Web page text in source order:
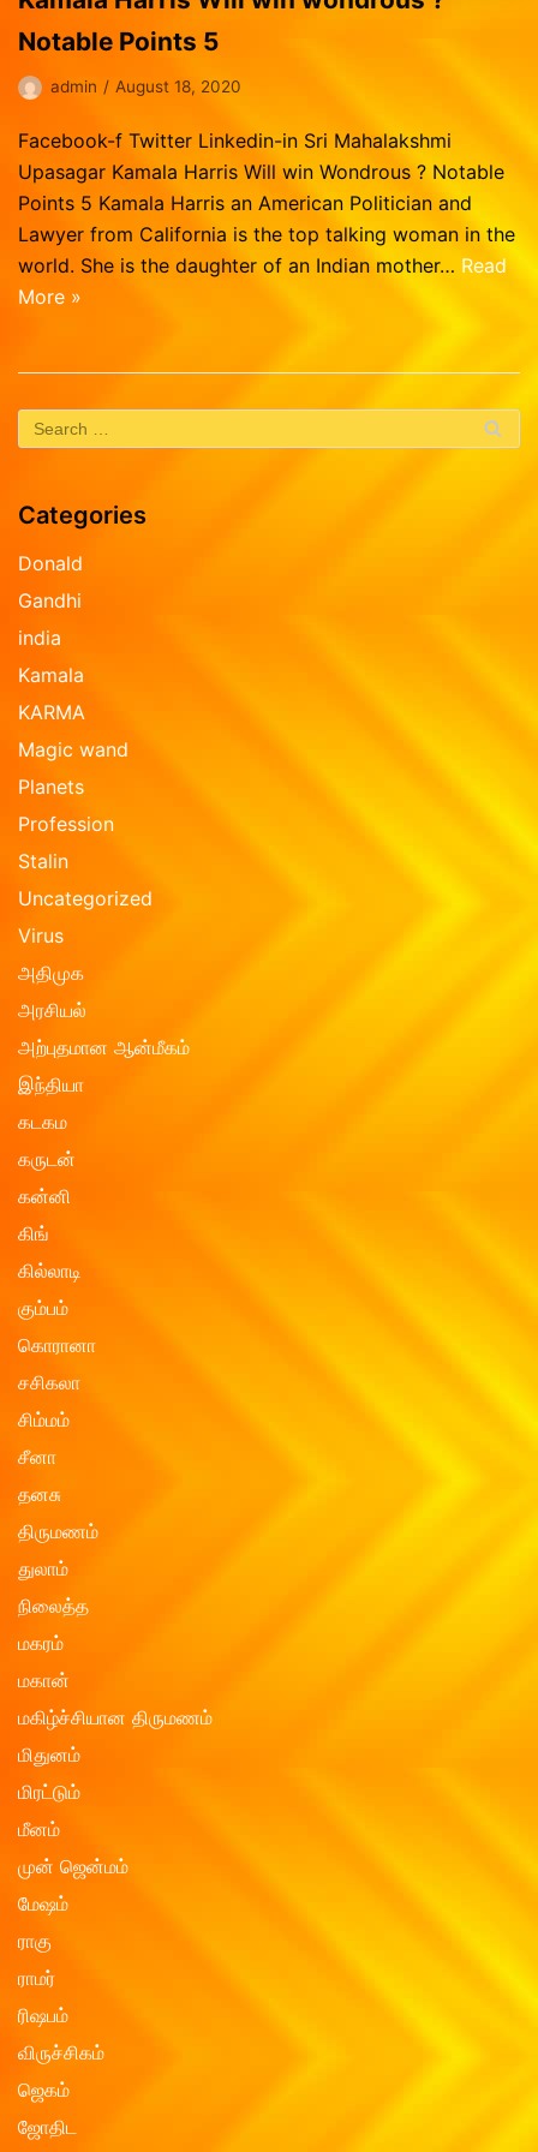
Dhanushu
Magaram
Kumbam
Meenam
Notable Points 5
admin August 18, 2020
Facebook-f Twitter Linkedin-in Sri Mahalakshmi
Upasagar Kamala Harris Will win Wondrous ? Notable
Points 5 Kamala Harris an American Politician and
Lawyer from California is the top talking woman in the
world. She is the daughter of an Indian mother… Read
More »
Categories
Donald
Gandhi
india
Kamala
KARMA
Magic wand
Planets
Profession
Stalin
Uncategorized
Virus
அதிமுக
அரசியல்
அற்புதமான ஆன்மீகம்
இந்தியா
கடகம
கருடன்
கன்னி
கிங்
கில்லாடி
கும்பம்
கொரானா
சசிகலா
சிம்மம்
சீனா
தனசு
திருமணம்
துலாம்
நிலைத்த
மகரம்
மகான்
மகிழ்ச்சியான திருமணம்
மிதுனம்
மிரட்டும்
மீனம்
முன் ஜென்மம்
மேஷம்
ராகு
ராமர்
ரிஷபம்
விருச்சிகம்
ஜெகம்
ஜோதிட